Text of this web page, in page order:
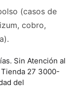
(casos de
cobro,
Sin Atención al
27 3000-
del